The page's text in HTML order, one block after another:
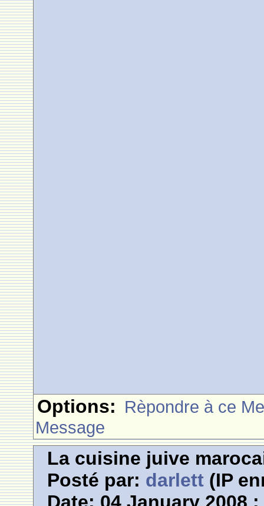
Options: Rèpondre à ce
Message
La cuisine juive
Posté par: darlett (IP